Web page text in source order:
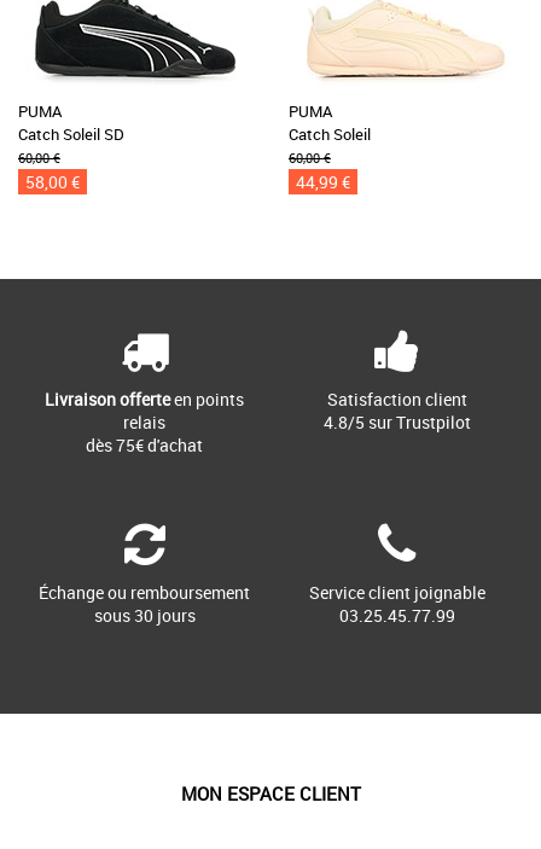
PUMA
Catch Soleil SD
60,00 €
58,00 €
PUMA
Catch Soleil
60,00 €
44,99 €
Livraison offerteen points
relais
dès 75€ d'achat
Satisfaction client
4.8/5 sur Trustpilot
Échange ou remboursement
sous 30 jours
Service client joignable
03.25.45.77.99
MON ESPACE CLIENT